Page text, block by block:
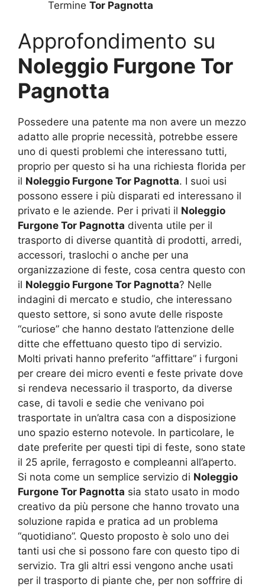
Termine Tor Pagnotta
Approfondimento su
Noleggio Furgone Tor
Pagnotta
Possedere una patente ma non avere un mezzo
adatto alle proprie necessità, potrebbe essere
uno di questi problemi che interessano tutti,
proprio per questo si ha una richiesta florida per
il Noleggio Furgone Tor Pagnotta. I suoi usi
possono essere i più disparati ed interessano il
privato e le aziende. Per i privati il Noleggio
Furgone Tor Pagnotta diventa utile per il
trasporto di diverse quantità di prodotti, arredi,
accessori, traslochi o anche per una
organizzazione di feste, cosa centra questo con
il Noleggio Furgone Tor Pagnotta? Nelle
indagini di mercato e studio, che interessano
questo settore, si sono avute delle risposte
“curiose” che hanno destato l’attenzione delle
ditte che effettuano questo tipo di servizio.
Molti privati hanno preferito “affittare” i furgoni
per creare dei micro eventi e feste private dove
si rendeva necessario il trasporto, da diverse
case, di tavoli e sedie che venivano poi
trasportate in un’altra casa con a disposizione
uno spazio esterno notevole. In particolare, le
date preferite per questi tipi di feste, sono state
il 25 aprile, ferragosto e compleanni all’aperto.
Si nota come un semplice servizio di Noleggio
Furgone Tor Pagnotta sia stato usato in modo
creativo da più persone che hanno trovato una
soluzione rapida e pratica ad un problema
“quotidiano”. Questo proposto è solo uno dei
tanti usi che si possono fare con questo tipo di
servizio. Tra gli altri essi vengono anche usati
per il trasporto di piante che, per non soffrire di